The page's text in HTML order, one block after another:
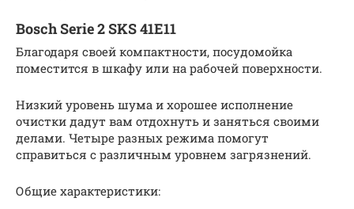
Bosch Serie 2 SKS 41E11
Благодаря своей компактности, посудомойка
поместится в шкафу или на рабочей поверхности.
Низкий уровень шума и хорошее исполнение
очистки дадут вам отдохнуть и заняться своими
делами. Четыре разных режима помогут
справиться с различным уровнем загрязнений.
Общие характеристики: